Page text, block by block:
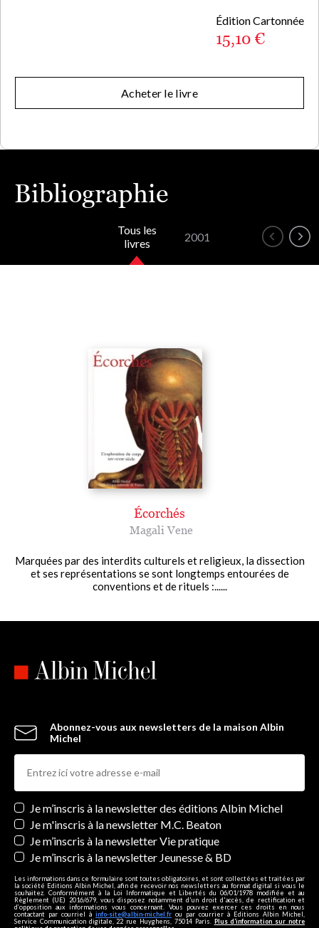
Édition Cartonnée
15,10 €
Acheter le livre
Bibliographie
Tous les
livres
2001
Écorchés
Magali Vene
Marquées par des interdits culturels et religieux, la dissection
et ses représentations se sont longtemps entourées de
conventions et de rituels :......
Abonnez-vous aux newsletters de la maison Albin
Michel
Newsletters
Je m’inscris à la newsletter des éditions Albin Michel
Je m'inscris à la newsletter M.C. Beaton
Je m’inscris à la newsletter Vie pratique
Je m’inscris à la newsletter Jeunesse & BD
Les informations dans ce formulaire sont toutes obligatoires, et sont collectées et traitées par
la société Editions Albin Michel, afin de recevoir nos newsletters au format digital si vous le
souhaitez. Conformément à la Loi Informatique et Libertés du 06/01/1978 modifiée et au
Règlement (UE) 2016/679, vous disposez notamment d'un droit d'accès, de rectification et
d’opposition aux informations vous concernant. Vous pouvez exercer ces droits en nous
contactant par courriel à info-site@albin-michel.fr ou par courrier à Editions Albin Michel,
Service Communication digitale, 22 rue Huyghens, 75014 Paris. Plus d’information sur notre